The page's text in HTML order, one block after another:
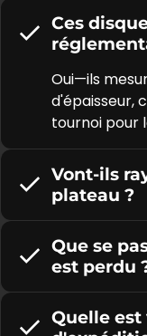
Ces
Oui—ils
d'épaisseur,
tournoi pour
Vont-ils
plateau ?
Que se
est perdu
Quelle